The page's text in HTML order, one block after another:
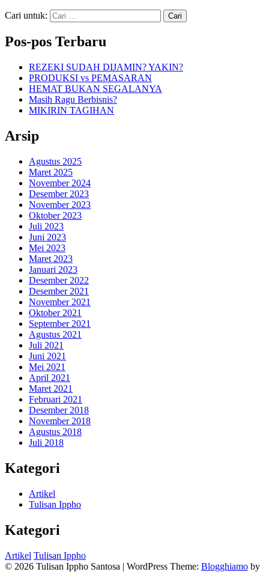
Cari untuk:
Pos-pos Terbaru
REZEKI SUDAH DIJAMIN? YAKIN?
PRODUKSI vs PEMASARAN
HEMAT BUKAN SEGALANYA
Masih Ragu Berbisnis?
MIKIRIN TAGIHAN
Arsip
Agustus 2025
Maret 2025
November 2024
Desember 2023
November 2023
Oktober 2023
Juli 2023
Juni 2023
Mei 2023
Maret 2023
Januari 2023
Desember 2022
Desember 2021
November 2021
Oktober 2021
September 2021
Agustus 2021
Juli 2021
Juni 2021
Mei 2021
April 2021
Maret 2021
Februari 2021
Desember 2018
November 2018
Agustus 2018
Juli 2018
Kategori
Artikel
Tulisan Ippho
Kategori
Artikel Tulisan Ippho
© 2026 Tulisan Ippho Santosa | WordPress Theme: Blogghiamo by